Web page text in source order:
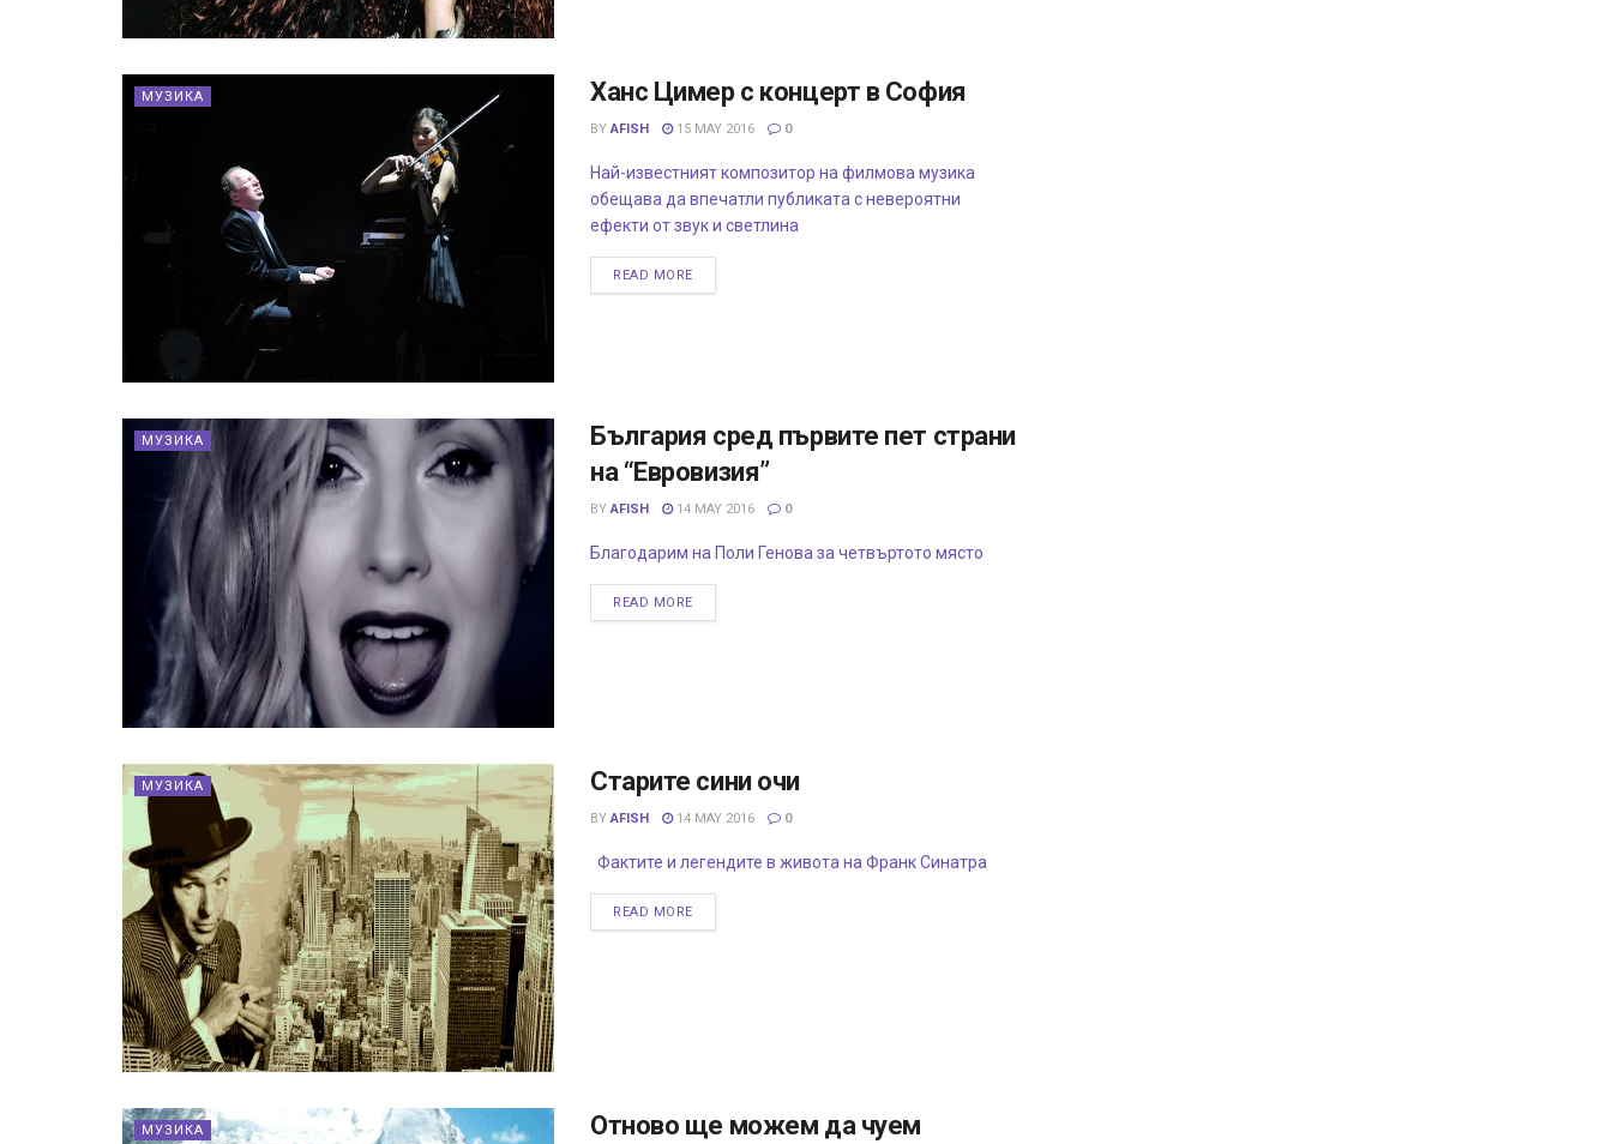
МУЗИКА Ханс Цимер с концерт в София
BY AFISH 15 MAY 2016 0
Най-известният композитор на филмова музика
обещава да впечатли публиката с невероятни
ефекти от звук и светлина
READ MORE
МУЗИКА
България сред първите пет страни
на “Евровизия”
BY AFISH 14 MAY 2016 0
Благодарим на Поли Генова за четвъртото място
READ MORE
МУЗИКА Старите сини очи
BY AFISH 14 MAY 2016 0
Фактите и легендите в живота на Франк Синатра
READ MORE
МУЗИКА
Отново ще можем да чуем